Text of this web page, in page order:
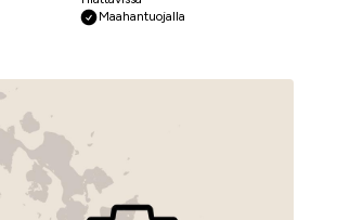
Maahantuojalla